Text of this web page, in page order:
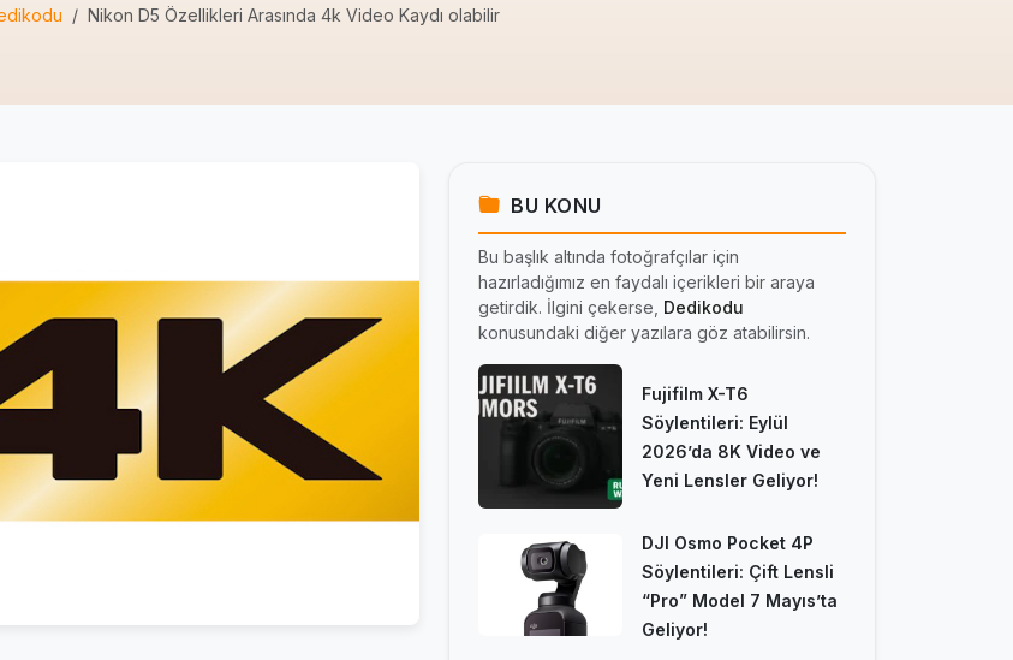
Nikon D5 Özellikleri Arasında 4k Video Kaydı olabilir
BU KONU
Bu başlık altında fotoğrafçılar için
hazırladığımız en faydalı içerikleri bir araya
getirdik. İlgini çekerse, Dedikodu
konusundaki diğer yazılara göz atabilirsin.
Fujifilm X-T6
Söylentileri: Eylül
2026’da 8K Video ve
Yeni Lensler Geliyor!
DJI Osmo Pocket 4P
Söylentileri: Çift Lensli
“Pro” Model 7 Mayıs’ta
Geliyor!